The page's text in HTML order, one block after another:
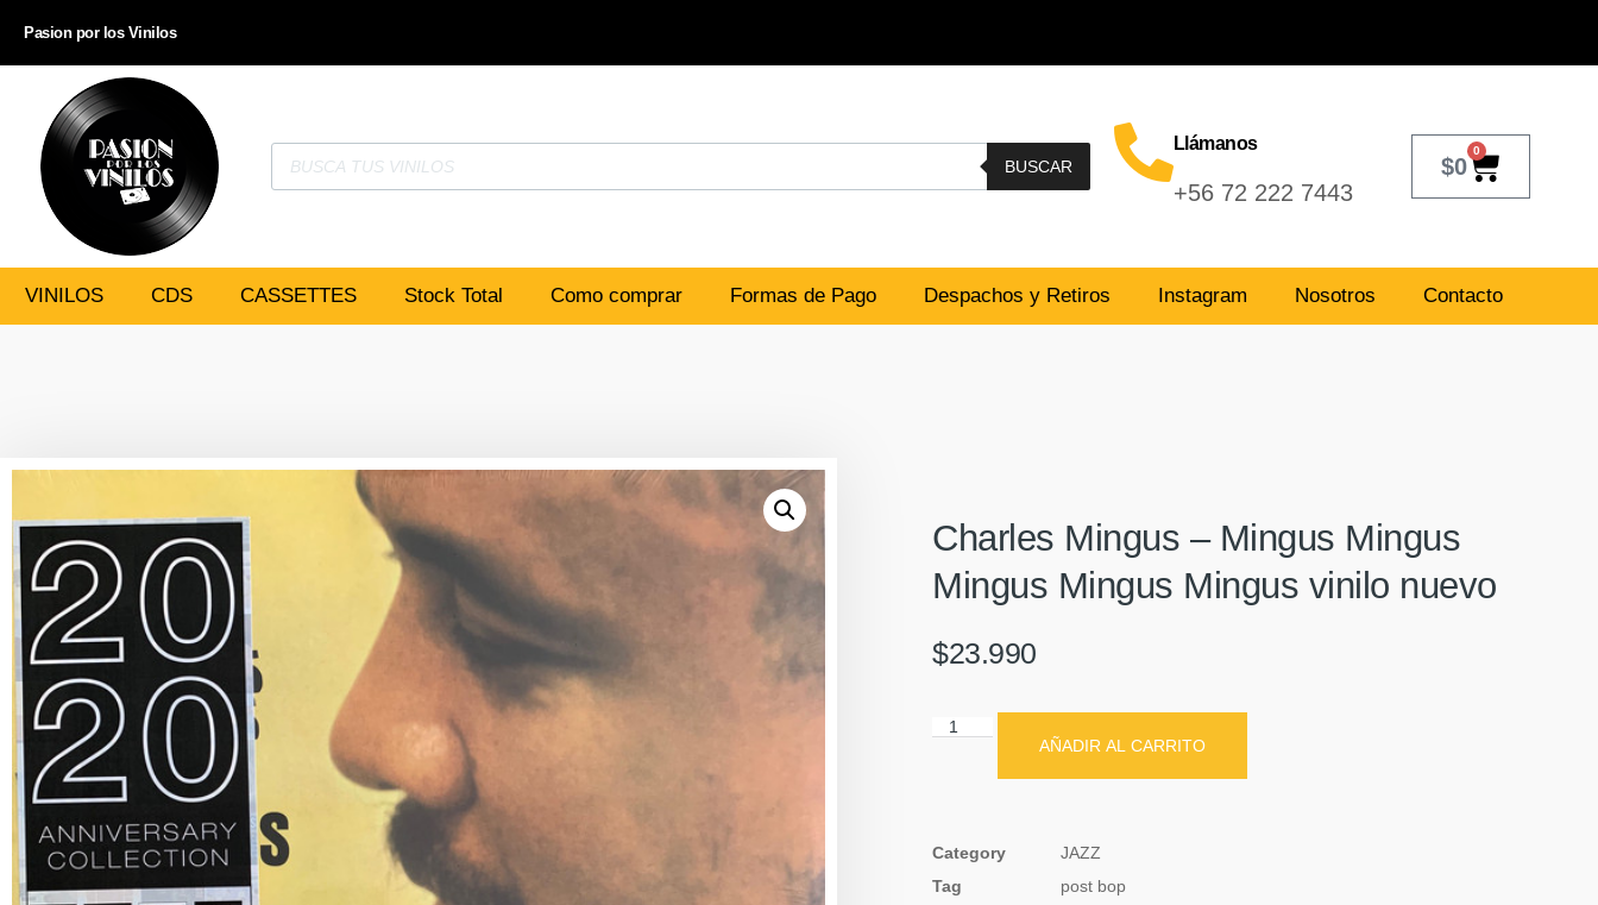
Pasion por los Vinilos
BUSCAR
Llámanos
+56 72 222 7443
$0
0
VINILOS CDS CASSETTES Stock Total Como comprar Formas de Pago Despachos y Retiros Instagram Nosotros Contacto
Charles Mingus ‎– Mingus Mingus
Mingus Mingus Mingus vinilo nuevo
$23.990
AÑADIR AL CARRITO
Category
JAZZ
Tag
post bop